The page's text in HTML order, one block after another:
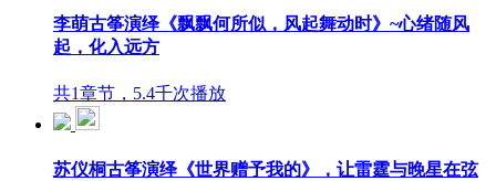
李萌古筝演绎《飘飘何所似，风起舞动时》~心绪随风
起，化入远方
共1章节，5.4千次播放
苏仪桐古筝演绎《世界赠予我的》，让雷霆与晚星在弦